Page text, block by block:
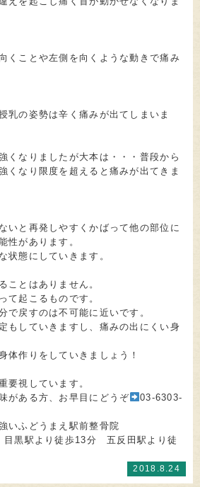
くことや左側を向くような動きで痛み
乳の姿勢は辛く痛みが出てしまいま
くなりましたが大本は・・・普段から
くなり限度を超えると痛みが出てきま
いと再発しやすくかばって他の部位に
性があります。
状態にしていきます。
ことはありません。
て起こるものです。
で戻すのは不可能に近いです。
もしていきますし、痛みの出にくい身
体作りをしていきましょう！
要視しています。
がある方、お早目にどうぞ
03-6303-
いふどうまえ駅前整骨院
黒駅より徒歩13分 五反田駅より徒
2018.8.24